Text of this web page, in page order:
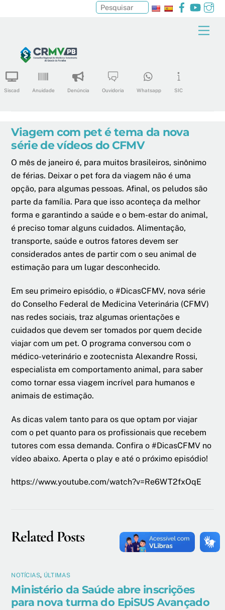
content
Facebook
Siscad Anuidade Denúncia Ouvidoria Whatsapp SIC
Pesquisar
Viagem com pet é tema da nova
série de vídeos do CFMV
O mês de janeiro é, para muitos brasileiros, sinônimo
de férias. Deixar o pet fora da viagem não é uma
opção, para algumas pessoas. Afinal, os peludos são
parte da família. Para que isso aconteça da melhor
forma e garantindo a saúde e o bem-estar do animal,
é preciso tomar alguns cuidados. Alimentação,
transporte, saúde e outros fatores devem ser
considerados antes de partir com o seu animal de
estimação para um lugar desconhecido.
Em seu primeiro episódio, o #DicasCFMV, nova série
do Conselho Federal de Medicina Veterinária (CFMV)
nas redes sociais, traz algumas orientações e
cuidados que devem ser tomados por quem decide
viajar com um pet. O programa conversou com o
médico-veterinário e zootecnista Alexandre Rossi,
especialista em comportamento animal, para saber
como tornar essa viagem incrível para humanos e
animais de estimação.
As dicas valem tanto para os que optam por viajar
com o pet quanto para os profissionais que recebem
tutores com essa demanda. Confira o #DicasCFMV no
vídeo abaixo. Aperta o play e até o próximo episódio!
https://www.youtube.com/watch?v=Re6WT2fxOqE
Related Posts
NOTÍCIAS, ÚLTIMAS
Ministério da Saúde abre inscrições
para nova turma do EpiSUS Avançado